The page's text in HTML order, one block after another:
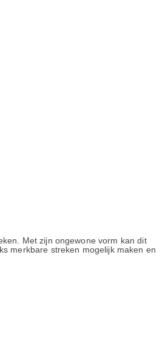
Met zijn ongewone vorm kan dit
merkbare streken mogelijk maken en